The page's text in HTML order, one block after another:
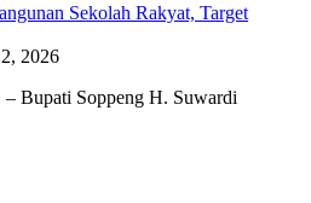
Sekolah Rakyat, Target
2026
Bupati Soppeng H. Suwardi